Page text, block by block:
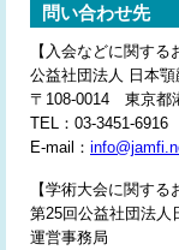
問い合わせ先
【入会などに関する
公益社団法人 日本
〒108-0014 東京都
TEL：03-3451-
E-mail：
【学術大会に関する
第25回公益社団法
運営事務局